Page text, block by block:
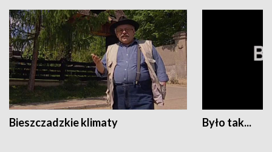
Bieszczadzkie klimaty Było tak...